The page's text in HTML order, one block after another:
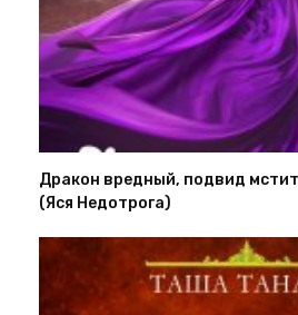
Дракон вредный, подвид
(Яся Недотрога)